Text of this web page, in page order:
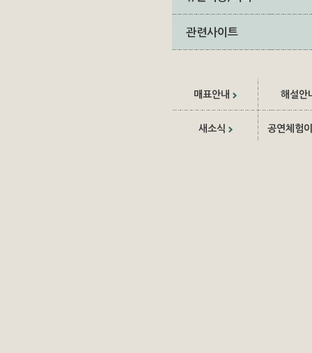
관련사이트
매표안내 해설안
새소식 공연체험